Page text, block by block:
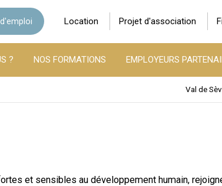
Location Projet d'association
? NOS FORMATIONS EMPLOYEURS
Val de
et sensibles au développement humain,